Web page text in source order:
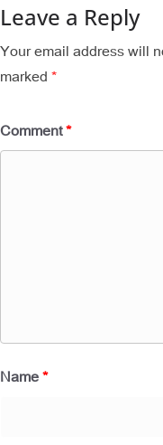
Leave a Reply
Your email address will
marked *
Comment*
Name*